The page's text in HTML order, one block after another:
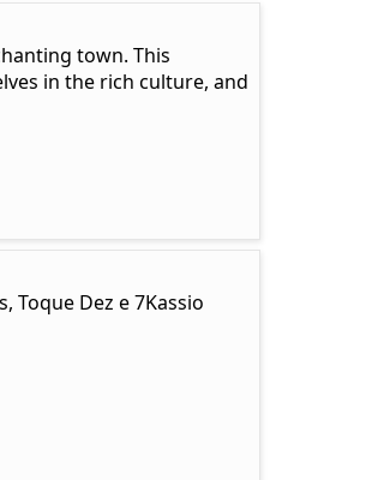
town. This
in the rich culture, and
Toque Dez e 7Kassio